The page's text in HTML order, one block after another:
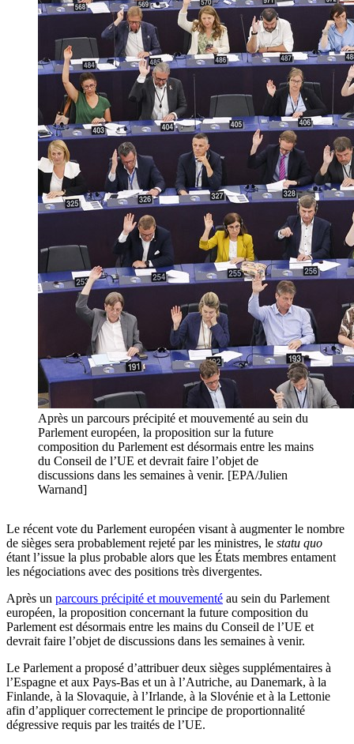
Après un parcours précipité et mouvementé au sein du
Parlement européen, la proposition sur la future
composition du Parlement est désormais entre les mains
du Conseil de l’UE et devrait faire l’objet de
discussions dans les semaines à venir. [EPA/Julien
Warnand]
Le récent vote du Parlement européen visant à augmenter le nombre
de sièges sera probablement rejeté par les ministres, le statu quo
étant l’issue la plus probable alors que les États membres entament
les négociations avec des positions très divergentes.
Après un parcours précipité et mouvementé au sein du Parlement
européen, la proposition concernant la future composition du
Parlement est désormais entre les mains du Conseil de l’UE et
devrait faire l’objet de discussions dans les semaines à venir.
Le Parlement a proposé d’attribuer deux sièges supplémentaires à
l’Espagne et aux Pays-Bas et un à l’Autriche, au Danemark, à la
Finlande, à la Slovaquie, à l’Irlande, à la Slovénie et à la Lettonie
afin d’appliquer correctement le principe de proportionnalité
dégressive requis par les traités de l’UE.